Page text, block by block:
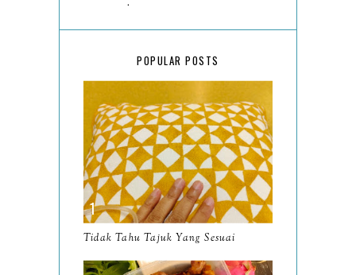
March
2025134
December15
November14
October13
September 9
August8
POPULAR POSTS
Tidak Tahu Tajuk Yang Sesuai